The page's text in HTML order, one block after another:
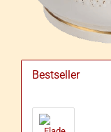
Bestseller